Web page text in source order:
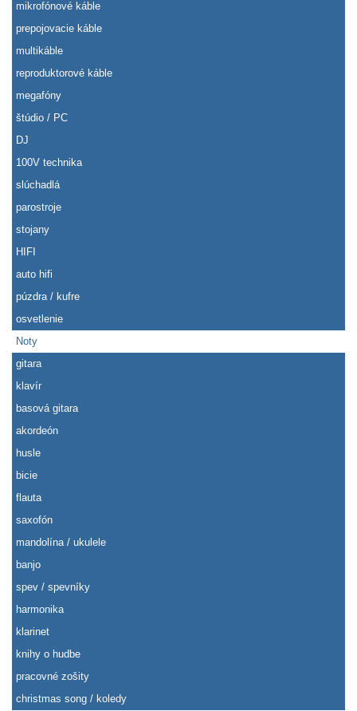
mikrofónové káble
prepojovacie káble
multikáble
reproduktorové káble
megafóny
štúdio / PC
DJ
100V technika
slúchadlá
parostroje
stojany
HIFI
auto hifi
púzdra / kufre
osvetlenie
Noty
gitara
klavír
basová gitara
akordeón
husle
bicie
flauta
saxofón
mandolína / ukulele
banjo
spev / spevníky
harmonika
klarinet
knihy o hudbe
pracovné zošity
christmas song / koledy